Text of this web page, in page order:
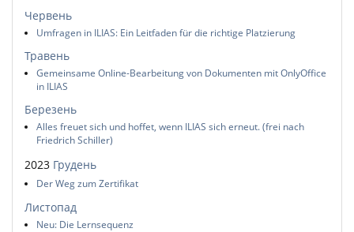
Червень
Umfragen in ILIAS: Ein Leitfaden für die richtige Platzierung
Травень
Gemeinsame Online-Bearbeitung von Dokumenten mit OnlyOffice
in ILIAS
Березень
Alles freuet sich und hoffet, wenn ILIAS sich erneut. (frei nach
Friedrich Schiller)
2023 Грудень
Der Weg zum Zertifikat
Листопад
Neu: Die Lernsequenz